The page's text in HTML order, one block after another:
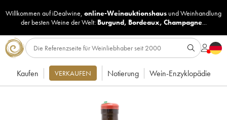
Willkommen auf iDealwine, online-Weinauktionshaus undWeinhandlung
der besten Weine der Welt: Burgund, Bordeaux, Champagne...
Kaufen VERKAUFEN Notierung Wein-Enzyklopädie